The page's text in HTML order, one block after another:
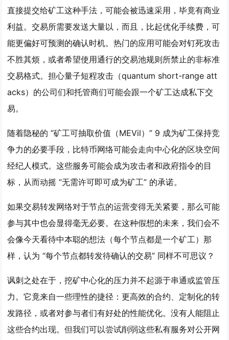
直接提交给矿工这种手法，可能会被迅速采用，毕竟有商业
利益。交易所需要发送大量以，而且，比起优化手续费，可
能更偏好可预测的确认时机。热门的应用可能会对钉死攻击
不胜其烦，或者希望使用通行的交易池规则所禁止的非标准
交易格式。担心量子短程攻击（quantum short-range att
acks）的公司们和托管商们可能会跟一个矿工达成私下交
易。
随着隐秘的 “矿工可抽取价值（MEVil）” 9 成为矿工保持竞
争力的必要手段，比特币网络可能会走向中心化的区块空间
经纪人模式。这些服务可能会成为攻击者和政府指令的目
标，从而动摇 “无需许可即可成为矿工” 的承诺。
如果交易转发网络对于节点的运营变得无关紧要，那么可能
参与其中也会显得毫无必要。在这种假想的未来，我们会不
会像今天看待中本聪的想法（每个节点都是一个矿工）那
样，认为 “每个节点都转发待确认的交易” 同样不可思议？
讽刺之处在于，挖矿中心化的压力并不起源于串通或监管压
力。它竟来自一些理性的捷径：更高效的合约、定制化的转
发路径，或者对参与者们有好处的性能优化。没有人能阻止
这些合约出现。但我们可以尝试削弱这些私有服务对公开网